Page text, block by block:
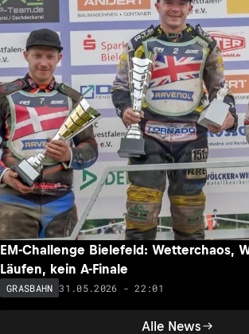
Alle News
EM-Challenge Bielefeld: Wetterchaos,
Läufen, kein A-Finale
GRASBAHN 31.05.2026 - 22:01